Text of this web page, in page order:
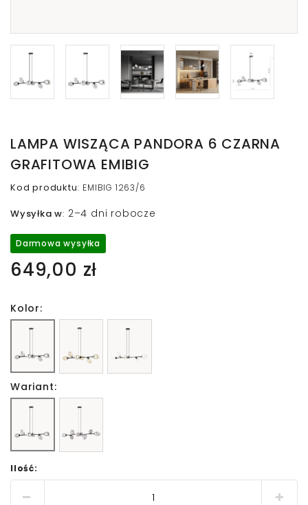
LAMPA WISZĄCA PANDORA 6 CZARNA
GRAFITOWA EMIBIG
Kod produktu: EMIBIG 1263/6
Wysyłka w: 2–4 dni robocze
Darmowa wysyłka
649,00 zł
Kolor:
Wariant:
Ilość: